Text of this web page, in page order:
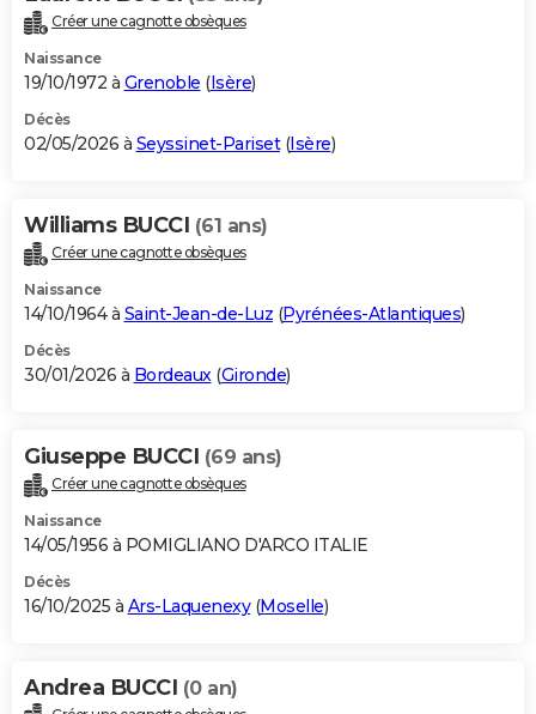
DICTIONNAIRE
Dictionnaire
Biographies
Citations
Expressions
Proverbes
PROGRAMME TV
S'inscrire
Se connecter
Lycées
Collèges
Primaires
Universités
Entreprises
Service militaire
Avis de recherche
AVIS DE DÉCÈS
Bricolage
Lifestyle
Culture
Sport
Auto
Television
Voyage
Cinema
Créer une cagnotte obsèques
Naissance
19/10/1972 à Grenoble (Isère)
Décès
02/05/2026 à Seyssinet-Pariset(Isère)
Williams BUCCI (61 ans)
Créer une cagnotte obsèques
Naissance
14/10/1964 à Saint-Jean-de-Luz (Pyrénées-Atlantiques)
Décès
30/01/2026 à Bordeaux(Gironde)
Giuseppe BUCCI (69 ans)
Créer une cagnotte obsèques
Naissance
14/05/1956 à POMIGLIANO D'ARCO ITALIE
Décès
16/10/2025 à Ars-Laquenexy(Moselle)
Andrea BUCCI (0 an)